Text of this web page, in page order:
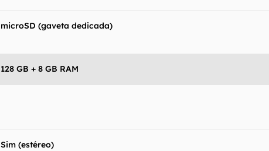
microSD (gaveta dedicada)
128 GB + 8 GB RAM
Sim (estéreo)